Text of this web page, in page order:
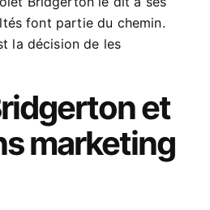
font partie du chemin.
la décision de les
et
marketing